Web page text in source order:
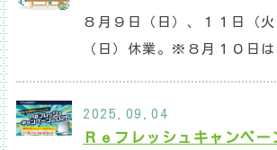
８月９日（日）、１１日（火
（日）休業。※８月１０日は
2025.09.04
Ｒｅフレッシュキャンペー